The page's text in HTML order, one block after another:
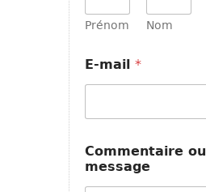
Prénom Nom
u
m
s
a
g
e
E-mail*
Commentaire ou
message